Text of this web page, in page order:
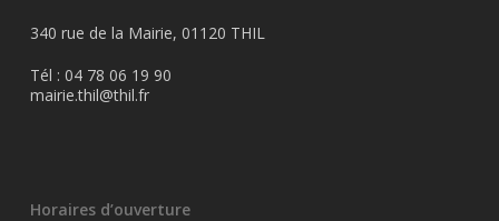
340 rue de la Mairie, 01120 THIL
Tél : 04 78 06 19 90
mairie.thil@thil.fr
Horaires d’ouverture